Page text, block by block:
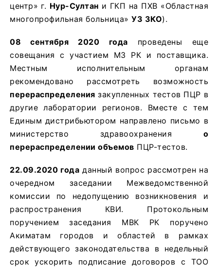
центр» г. Нур-Султан и ГКП на ПХВ «Областная
многопрофильная больница» УЗ ЗКО).
08 сентября 2020 года проведены еще
совещания с участием МЗ РК и поставщика.
Местным исполнительным органам
рекомендовано рассмотреть возможность
перераспределения закупленных тестов ПЦР в
другие лаборатории регионов. Вместе с тем
Единым дистрибьютором направлено письмо в
министерство здравоохранения о
перераспределении объемов ПЦР-тестов.
22.09.2020 года данный вопрос рассмотрен на
очередном заседании Межведомственной
комиссии по недопущению возникновения и
распространения КВИ. Протокольным
поручением заседания МВК РК поручено
Акиматам городов и областей в рамках
действующего законодательства в недельный
срок ускорить подписание договоров с ТОО